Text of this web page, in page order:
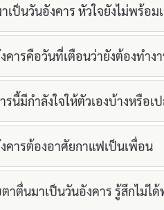
เป็นวันอังคาร หัวใจยังไม่พร้อม
คารคือวันที่เตือนว่ายังต้องทำง
รนี้มีกำลังใจให้ตัวเองบ้างหรือเ
คารต้องอาศัยกาแฟเป็นเพื่อน
าตื่นมาเป็นวันอังคาร รู้สึกไม่ได้